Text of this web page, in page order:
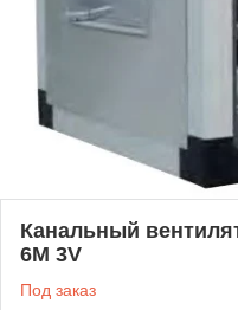
Канальный
6M 3V
Под заказ